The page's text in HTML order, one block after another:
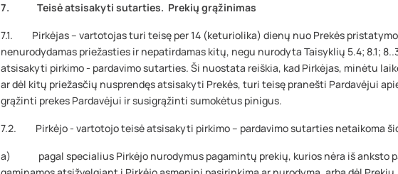
7. Teisė atsisakyti sutarties. Prekių grąžinimas
7.1. Pirkėjas – vartotojas turi teisę per 14 (keturiolika) dienų nuo Prekės
nenurodydamas priežasties ir nepatirdamas kitų, negu nurodyta Taisyklių 5.4; 8.1;
atsisakyti pirkimo - pardavimo sutarties. Ši nuostata reiškia, kad Pirkėjas, minėtu
ar dėl kitų priežasčių nusprendęs atsisakyti Prekės, turi teisę pranešti Pardavėjui
grąžinti prekes Pardavėjui ir susigrąžinti sumokėtus pinigus.
7.2. Pirkėjo - vartotojo teisė atsisakyti pirkimo – pardavimo sutarties netaikoma
a) pagal specialius Pirkėjo nurodymus pagamintų prekių, kurios nėra iš anksto